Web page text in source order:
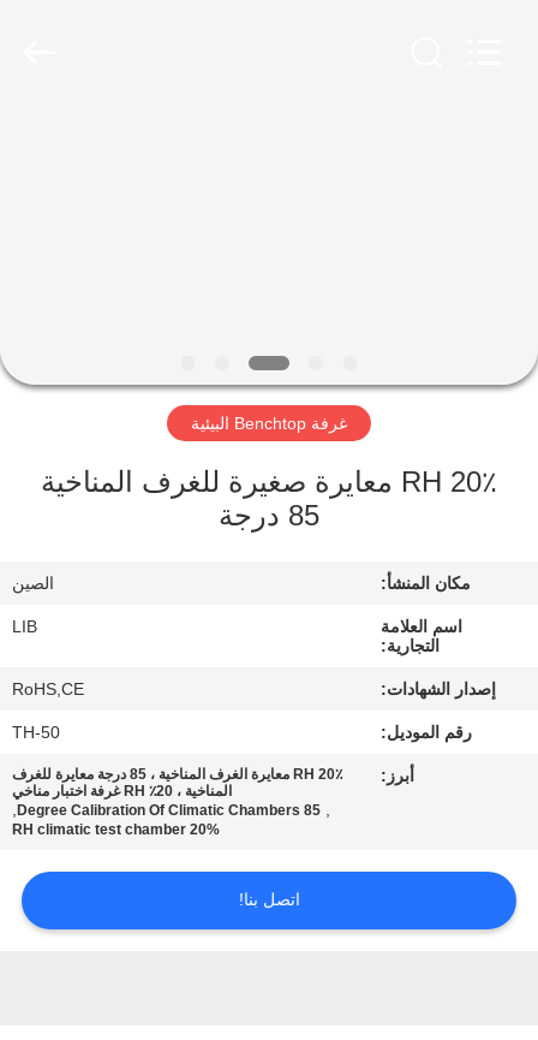
عنا
في
مراقبة
الجودة
اطلب
غرفة Benchtop البيئية
20٪ RH معايرة صغيرة للغرف المناخية
85 درجة
مكان المنشأ: الصين
اسم العلامة
التجارية:
LIB
إصدار الشهادات: RoHS,CE
رقم الموديل: TH-50
أبرز:
20٪ RH معايرة الغرف المناخية ، 85 درجة معايرة للغرف
المناخية ، 20٪ RH غرفة اختبار مناخي
,
85 Degree Calibration Of Climatic Chambers
,
20% RH climatic test chamber
اتصل بنا!